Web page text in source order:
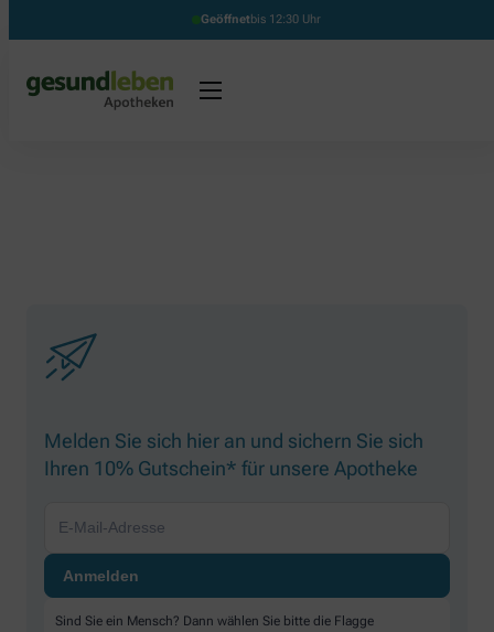
Geöffnetbis 12:30 Uhr
Melden Sie sich hier an und sichern Sie sich
Ihren 10% Gutschein* für unsere Apotheke
Sind Sie ein Mensch? Dann wählen Sie bitte die Flagge